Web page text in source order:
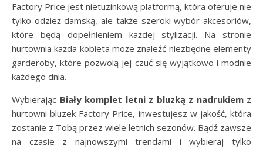
Factory Price jest nietuzinkową platformą, która oferuje nie
tylko odzież damską, ale także szeroki wybór akcesoriów,
które będą dopełnieniem każdej stylizacji. Na stronie
hurtownia każda kobieta może znaleźć niezbędne elementy
garderoby, które pozwolą jej czuć się wyjątkowo i modnie
każdego dnia.
Wybierając Biały komplet letni z bluzką z nadrukiemz
hurtowni bluzek Factory Price, inwestujesz w jakość, która
zostanie z Tobą przez wiele letnich sezonów. Bądź zawsze
na czasie z najnowszymi trendami i wybieraj tylko